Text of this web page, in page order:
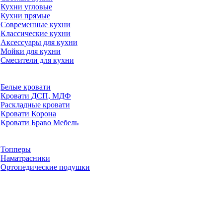
Кухни угловые
Кухни прямые
Современные кухни
Классические кухни
Аксессуары для кухни
Мойки для кухни
Смесители для кухни
Белые кровати
Кровати ДСП, МДФ
Раскладные кровати
Кровати Корона
Кровати Браво Мебель
Топперы
Наматрасники
Ортопедические подушки